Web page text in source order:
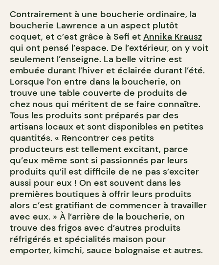
Contrairement à une boucherie ordinaire, la
boucherie Lawrence a un aspect plutôt
coquet, et c’est grâce à Sefi et Annika Krausz
qui ont pensé l’espace. De l’extérieur, on y voit
seulement l’enseigne. La belle vitrine est
embuée durant l’hiver et éclairée durant l’été.
Lorsque l’on entre dans la boucherie, on
trouve une table couverte de produits de
chez nous qui méritent de se faire connaître.
Tous les produits sont préparés par des
artisans locaux et sont disponibles en petites
quantités. « Rencontrer ces petits
producteurs est tellement excitant, parce
qu’eux même sont si passionnés par leurs
produits qu’il est difficile de ne pas s’exciter
aussi pour eux ! On est souvent dans les
premières boutiques à offrir leurs produits
alors c’est gratifiant de commencer à travailler
avec eux. » À l’arrière de la boucherie, on
trouve des frigos avec d’autres produits
réfrigérés et spécialités maison pour
emporter, kimchi, sauce bolognaise et autres.